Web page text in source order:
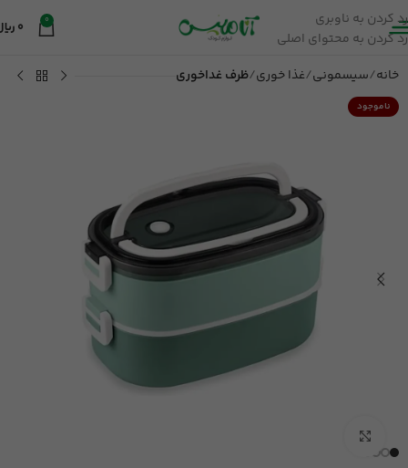
رد کردن به ناوبری
رد کردن به محتوای اصلی
0
0
خانه سیسمونی غذا خوری ظرف غداخوری
ناموجود